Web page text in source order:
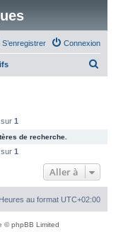
Connexion
S’enregistrer
c
e
sur 1
de recherche.
sur 1
Aller à
Heures au format UTC+02:00
© phpBB Limited